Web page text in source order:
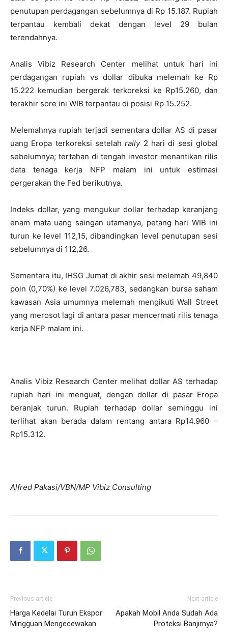
penutupan perdagangan sebelumnya di Rp 15.187. Rupiah
terpantau kembali dekat dengan level 29 bulan
terendahnya.
Analis Vibiz Research Center melihat untuk hari ini
perdagangan rupiah vs dollar dibuka melemah ke Rp
15.222 kemudian bergerak terkoreksi ke Rp15.260, dan
terakhir sore ini WIB terpantau di posisi Rp 15.252.
Melemahnya rupiah terjadi sementara dollar AS di pasar
uang Eropa terkoreksi setelahrally2 hari di sesi global
sebelumnya; tertahan di tengah investor menantikan rilis
data tenaga kerja NFP malam ini untuk estimasi
pergerakan the Fed berikutnya.
Indeks dollar, yang mengukur dollar terhadap keranjang
enam mata uang saingan utamanya, petang hari WIB ini
turun ke level 112,15, dibandingkan level penutupan sesi
sebelumnya di 112,26.
Sementara itu, IHSG Jumat di akhir sesi melemah 49,840
poin (0,70%) ke level 7.026,783, sedangkan bursa saham
kawasan Asia umumnya melemah mengikuti Wall Street
yang merosot lagi di antara pasar mencermati rilis tenaga
kerja NFP malam ini.
Analis Vibiz Research Center melihat dollar AS terhadap
rupiah hari ini menguat, dengan dollar di pasar Eropa
beranjak turun. Rupiah terhadap dollar seminggu ini
terlihat akan berada dalam rentang antara Rp14.960 –
Rp15.312.
Alfred Pakasi/VBN/MP Vibiz Consulting
Previous article
Harga Kedelai Turun Ekspor
Mingguan Mengecewakan
Next article
Apakah Mobil Anda Sudah Ada
Proteksi Banjirnya?